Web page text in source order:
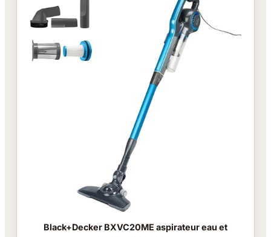
Black+Decker BXVC20ME aspirateur eau et